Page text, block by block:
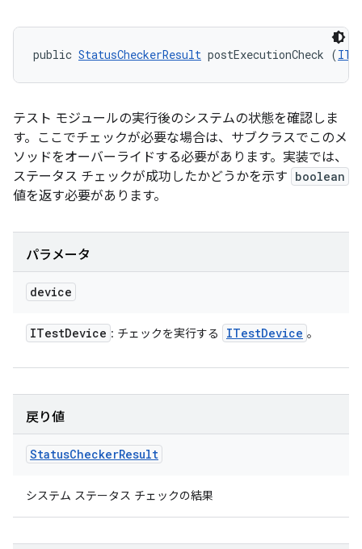
public StatusCheckerResult postExecutionCheck (
テスト モジュールの実行後のシステムの状態を確認しま
す。ここでチェックが必要な場合は、サブクラスでこのメ
ソッドをオーバーライドする必要があります。実装では、
ステータス チェックが成功したかどうかを示す boolean
値を返す必要があります。
パラメータ
device
ITestDevice : チェックを実行する ITestDevice 。
戻り値
StatusCheckerResult
システム ステータス チェックの結果